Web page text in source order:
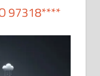
97318****